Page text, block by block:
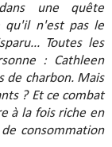
une quête
qu'il n'est pas le
Toutes les
: Cathleen
de charbon. Mais
? Et ce combat
à la fois riche en
consommation